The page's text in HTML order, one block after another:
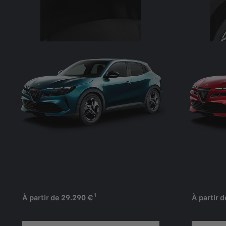
À partir de 29.290 €1 À partir